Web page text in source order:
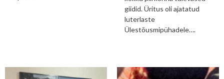
giidid. Üritus oli ajatatud
luterlaste
Ülestõusmipühadele….